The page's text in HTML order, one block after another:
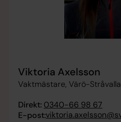
Viktoria Axelsson
Vaktmästare, Värö-
Direkt: 0340-66 98 67
E-post: